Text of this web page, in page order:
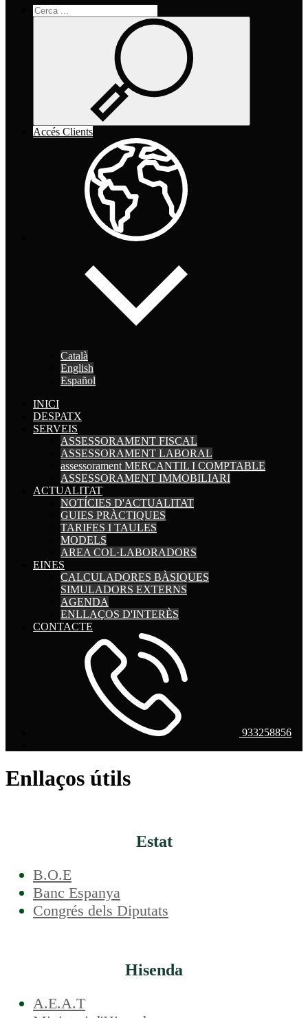
Accés Clients
Català
English
Español
INICI
DESPATX
SERVEIS
ASSESSORAMENT FISCAL
ASSESSORAMENT LABORAL
assessorament MERCANTIL I COMPTABLE
ASSESSORAMENT IMMOBILIARI
ACTUALITAT
NOTÍCIES D'ACTUALITAT
GUIES PRÀCTIQUES
TARIFES I TAULES
MODELS
AREA COL·LABORADORS
EINES
CALCULADORES BÀSIQUES
SIMULADORS EXTERNS
AGENDA
ENLLAÇOS D'INTERÈS
CONTACTE
933258856
Enllaços útils
Estat
B.O.E
Banc Espanya
Congrés dels Diputats
Hisenda
A.E.A.T